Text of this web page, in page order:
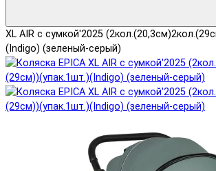
XL AIR с сумкой'2025
(Indigo) (зеленый-серый)